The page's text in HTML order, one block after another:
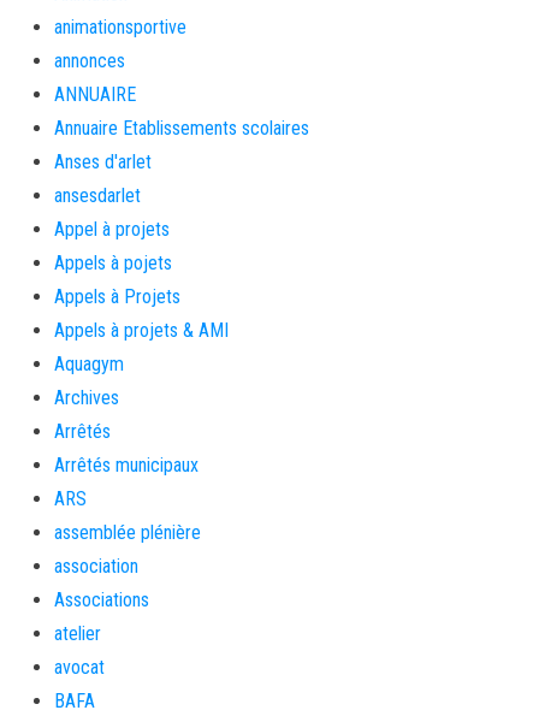
animationsportive
annonces
ANNUAIRE
Annuaire Etablissements scolaires
Anses d'arlet
ansesdarlet
Appel à projets
Appels à pojets
Appels à Projets
Appels à projets & AMI
Aquagym
Archives
Arrêtés
Arrêtés municipaux
ARS
assemblée plénière
association
Associations
atelier
avocat
BAFA